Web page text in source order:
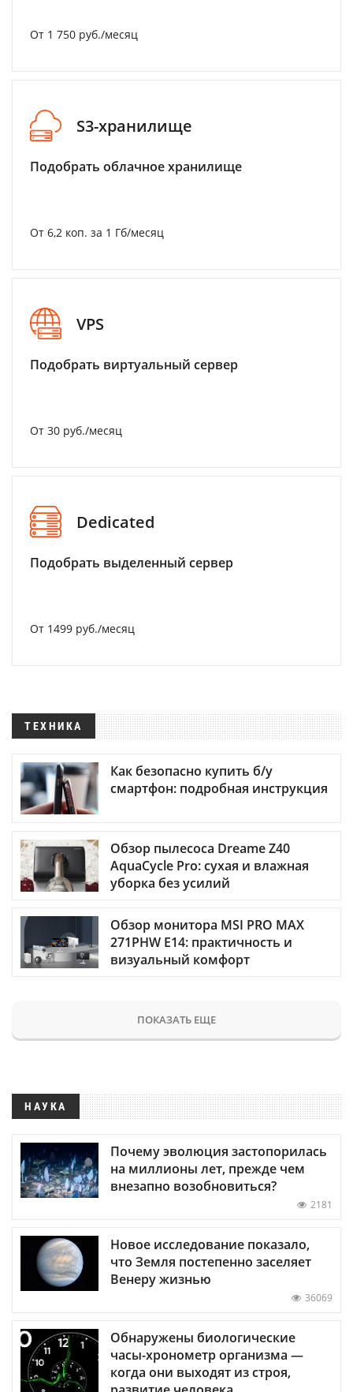
От 1 750 руб./месяц
S3-хранилище
Подобрать облачное хранилище
От 6,2 коп. за 1 Гб/месяц
VPS
Подобрать виртуальный сервер
От 30 руб./месяц
Dedicated
Подобрать выделенный сервер
От 1499 руб./месяц
ТЕХНИКА
Как безопасно купить б/у
смартфон: подробная инструкция
Обзор пылесоса Dreame Z40
AquaCycle Pro: сухая и влажная
уборка без усилий
Обзор монитора MSI PRO MAX
271PHW E14: практичность и
визуальный комфорт
ПОКАЗАТЬ ЕЩЕ
НАУКА
Почему эволюция застопорилась
на миллионы лет, прежде чем
внезапно возобновиться?
2181
Новое исследование показало,
что Земля постепенно заселяет
Венеру жизнью
36069
Обнаружены биологические
часы-хронометр организма —
когда они выходят из строя,